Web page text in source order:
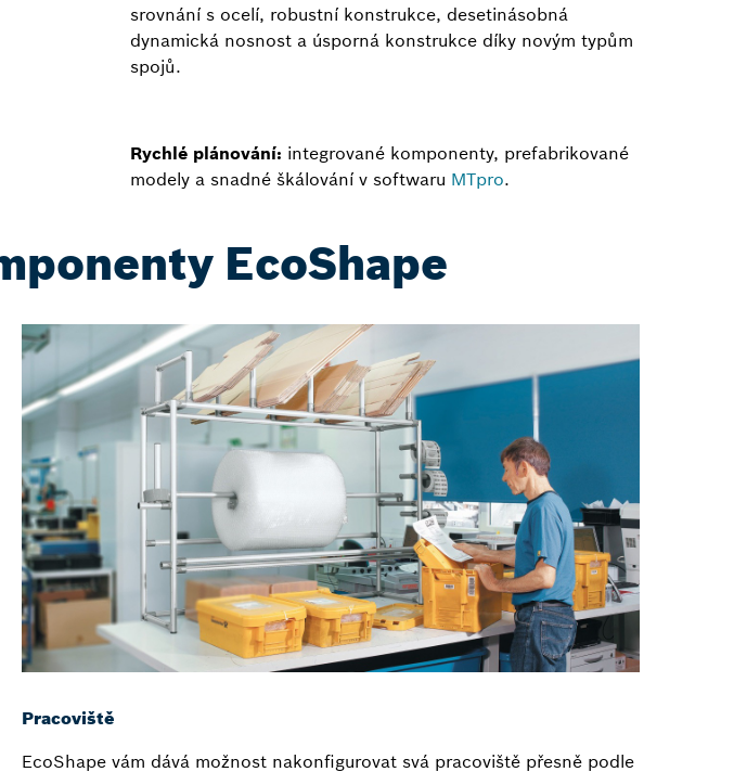
srovnání s ocelí, robustní konstrukce, desetinásobná
dynamická nosnost a úsporná konstrukce díky novým typům
spojů.
Rychlé plánování: integrované komponenty, prefabrikované
modely a snadné škálování v softwaru MTpro.
EcoShape
Pracoviště
EcoShape vám dává možnost nakonfigurovat svá pracoviště přesně podle